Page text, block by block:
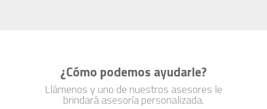
¿Cómo podemos ayudarle?
Llámenos y uno de nuestros asesores le
brindará asesoría personalizada.